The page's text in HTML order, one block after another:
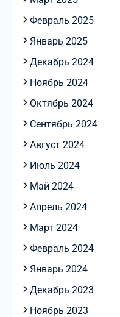
Февраль 2025
Январь 2025
Декабрь 2024
Ноябрь 2024
Октябрь 2024
Сентябрь 2024
Август 2024
Июль 2024
Май 2024
Апрель 2024
Март 2024
Февраль 2024
Январь 2024
Декабрь 2023
Ноябрь 2023